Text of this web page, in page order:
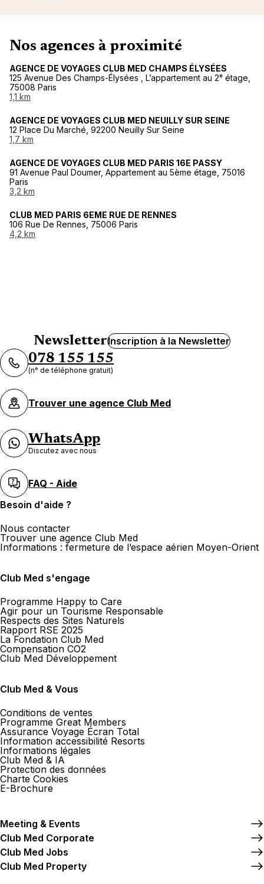
Nos agences à proximité
AGENCE DE VOYAGES CLUB MED CHAMPS ÉLYSÉES
125 Avenue Des Champs-Élysées , L’appartement au 2ᵉ étage,
75008 Paris
1,1 km
AGENCE DE VOYAGES CLUB MED NEUILLY SUR SEINE
12 Place Du Marché, 92200 Neuilly Sur Seine
1,7 km
AGENCE DE VOYAGES CLUB MED PARIS 16E PASSY
91 Avenue Paul Doumer, Appartement au 5ème étage, 75016
Paris
3,2 km
CLUB MED PARIS 6EME RUE DE RENNES
106 Rue De Rennes, 75006 Paris
4,2 km
NewsletterInscription à la Newsletter
078 155 155
(n° de téléphone gratuit)
Trouver une agence Club Med
WhatsApp
Discutez avec nous
FAQ - Aide
Besoin d'aide ?
Nous contacter
Trouver une agence Club Med
Informations : fermeture de l’espace aérien Moyen-Orient
Club Med s'engage
Programme Happy to Care
Agir pour un Tourisme Responsable
Respects des Sites Naturels
Rapport RSE 2025
La Fondation Club Med
Compensation CO2
Club Med Développement
Club Med & Vous
Conditions de ventes
Programme Great Members
Assurance Voyage Écran Total
Information accessibilité Resorts
Informations légales
Club Med & IA
Protection des données
Charte Cookies
E-Brochure
Meeting & Events
Club Med Corporate
Club Med Jobs
Club Med Property